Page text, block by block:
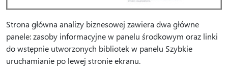
Strona główna analizy biznesowej zawiera dwa główne
panele: zasoby informacyjne w panelu środkowym oraz linki
do wstępnie utworzonych bibliotek w panelu Szybkie
uruchamianie po lewej stronie ekranu.